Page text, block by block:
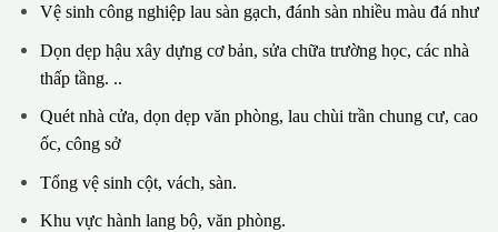
Vệ sinh công nghiệp lau sàn gạch, đánh sàn nhiều màu đá như
Dọn dẹp hậu xây dựng cơ bản, sửa chữa trường học, các nhà
thấp tầng. ..
Quét nhà cửa, dọn dẹp văn phòng, lau chùi trần chung cư, cao
ốc, công sở
Tổng vệ sinh cột, vách, sàn.
Khu vực hành lang bộ, văn phòng.